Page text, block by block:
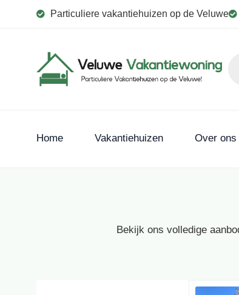
Particuliere vakantiehuizen op de Veluwe
Home Vakantiehuizen Over ons
Bekijk ons volledige